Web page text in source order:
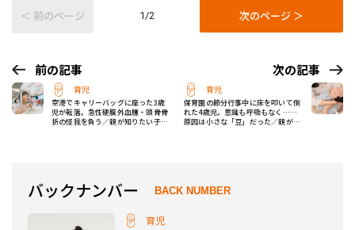
＜ 前のページ 1/2 次のページ ＞
前の記事
育児
空港でキャリーバッグに座った3歳
児が転落。急性硬膜外血腫・頭骨骨
折の怪我を負う／親が知りたい子供
次の記事
育児
保育園の節分行事中に床を叩いて倒
れた4歳児。意識も呼吸もなく……
原因は小さな「豆」だった／親が知
バックナンバー BACK NUMBER
育児